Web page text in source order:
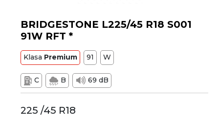
BRIDGESTONE L225/45 R18 S001
91W RFT *
Klasa Premium 91 W
C B 69 dB
225 /45 R18